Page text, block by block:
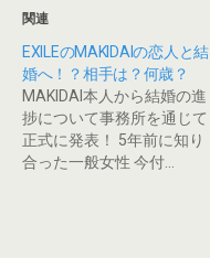
い
ウ
ィ
ン
ド
ウ
で
開
き
ま
し
て
く
だ
さ
い
(
新
し
い
関連
EXILEのMAKIDAIの恋人と結
婚へ！？相手は？何歳？
MAKIDAI本人から結婚の進
捗について事務所を通じて
正式に発表！ 5年前に知り
合った一般女性 今付…